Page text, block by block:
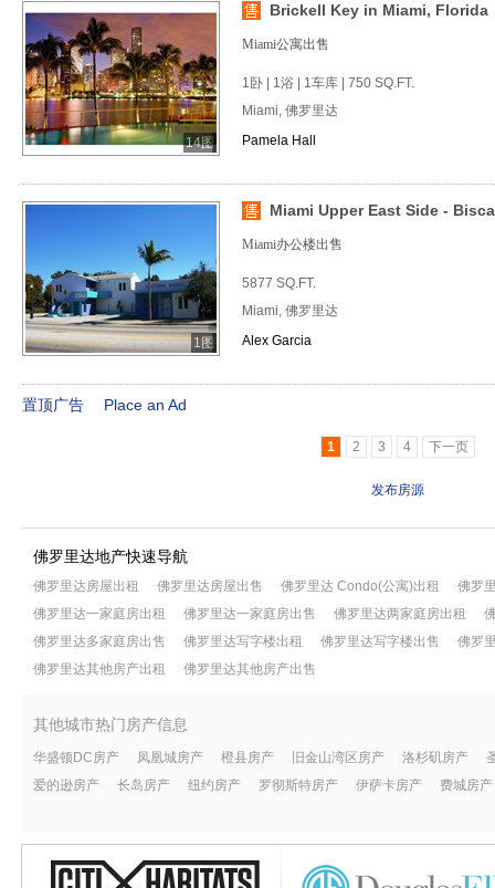
14图
Brickell Key in Miami, Florida
Miami公寓出售
1卧 | 1浴 | 1车库 | 750 SQ.FT.
Miami, 佛罗里达
Pamela Hall
1图
Miami Upper East Side -
Miami办公楼出售
5877 SQ.FT.
Miami, 佛罗里达
Alex Garcia
置顶广告 Place an Ad
1 2 3 4 下一页
发布房源
佛罗里达地产快速导航
佛罗里达房屋出租 佛罗里达房屋出售 佛罗里达 Condo(公寓)出租
佛罗
佛罗里达一家庭房出租
佛罗里达一家庭房出售 佛罗里达两家庭房出租
佛罗里达多家庭房出售
佛罗里达写字楼出租 佛罗里达写字楼出售
佛罗
佛罗里达其他房产出租
佛罗里达其他房产出售
其他城市热门房产信息
华盛顿DC房产 凤凰城房产 橙县房产 旧金山湾区房产 洛杉矶房产
爱的逊房产
长岛房产 纽约房产 罗彻斯特房产 伊萨卡房产 费城房产